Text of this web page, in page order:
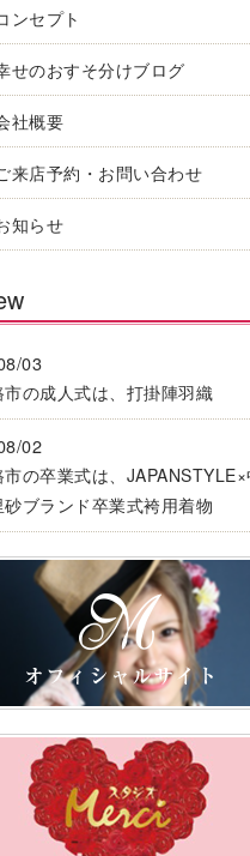
ンセプト
せのおすそ分けブログ
社概要
来店予約・お問い合わせ
知らせ
03
市の成人式は、打掛陣羽織
02
市の卒業式は、JAPANSTYLE×
砂ブランド卒業式袴用着物